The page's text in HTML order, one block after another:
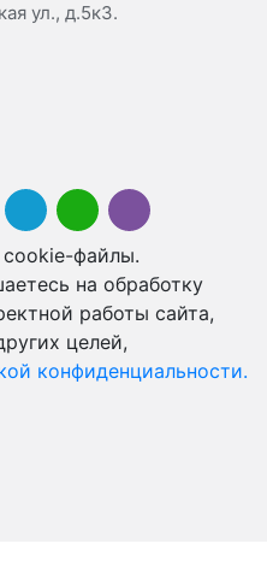
ул., д.5к3.
cookie-файлы.
на обработку
работы сайта,
целей,
конфиденциальности.